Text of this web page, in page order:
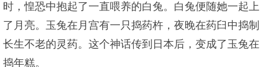
时，惶恐中抱起了一直喂养的白兔。白兔便随她一起上
了月亮。玉兔在月宫有一只捣药杵，夜晚在药臼中捣制
长生不老的灵药。这个神话传到日本后，变成了玉兔在
捣年糕。